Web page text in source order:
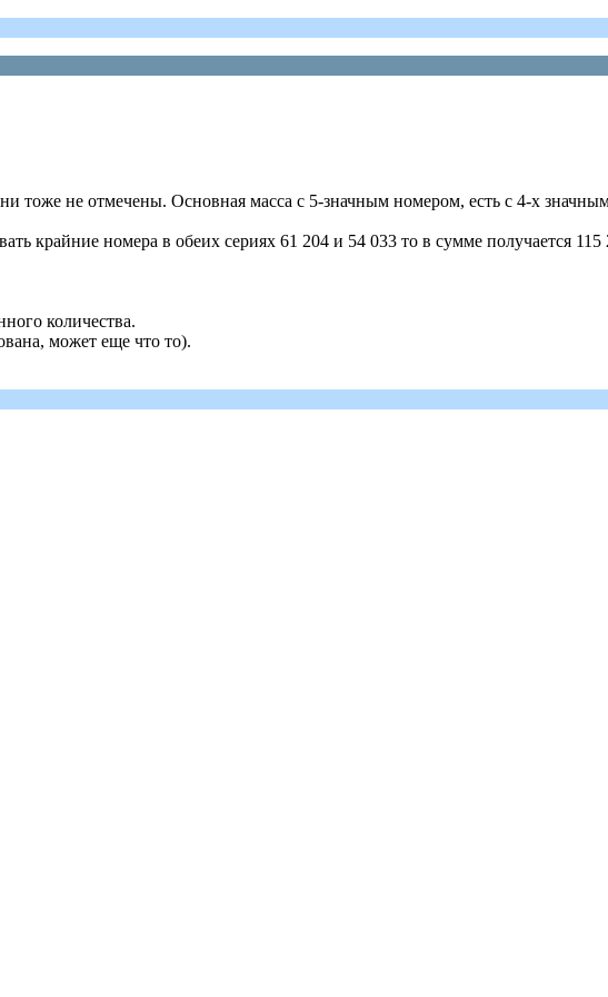
тоже не отмечены. Основная масса с 5-значным номером, есть с 4-х
крайние номера в обеих сериях 61 204 и 54 033 то в сумме получается
количества.
может еще что то).